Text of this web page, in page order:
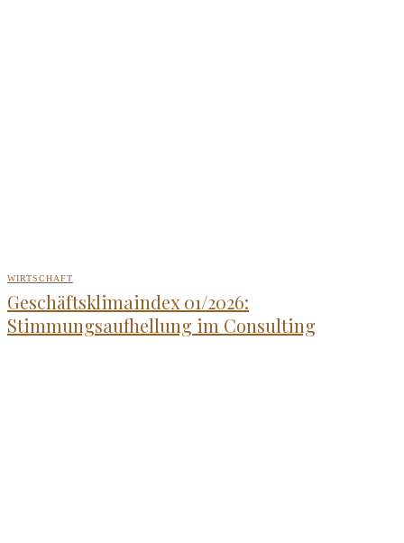
WIRTSCHAFT
Geschäftsklimaindex 01/2026:
Stimmungsaufhellung im Consulting